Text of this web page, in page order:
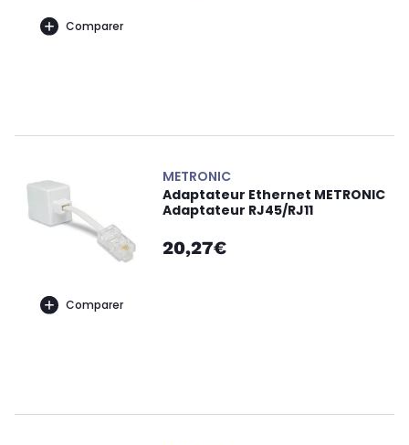
Comparer
Comparer
METRONIC
Adaptateur Ethernet METRONIC
Adaptateur RJ45/RJ11
20,27€